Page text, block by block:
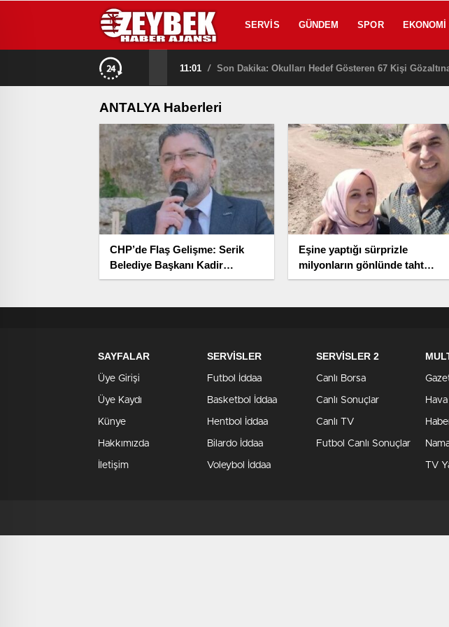
SERVIS GÜNDEM SPOR EKONOMI
11:01 / Son Dakika: Okulları Hedef Gösteren 67 Kişi
ANTALYA Haberleri
CHP’de Flaş Gelişme: Serik
Belediye Başkanı Kadir
Kumbul İstifa Etti
Eşine yaptığı sürprizle
milyonların gönlünde taht
kurdu
SAYFALAR
Üye Girişi
Üye Kaydı
Künye
Hakkımızda
İletişim
SERVİSLER
Futbol İddaa
Basketbol İddaa
Hentbol İddaa
Bilardo İddaa
Voleybol İddaa
SERVİSLER 2
Canlı Borsa
Canlı Sonuçlar
Canlı TV
Futbol Canlı Sonuçlar
TV